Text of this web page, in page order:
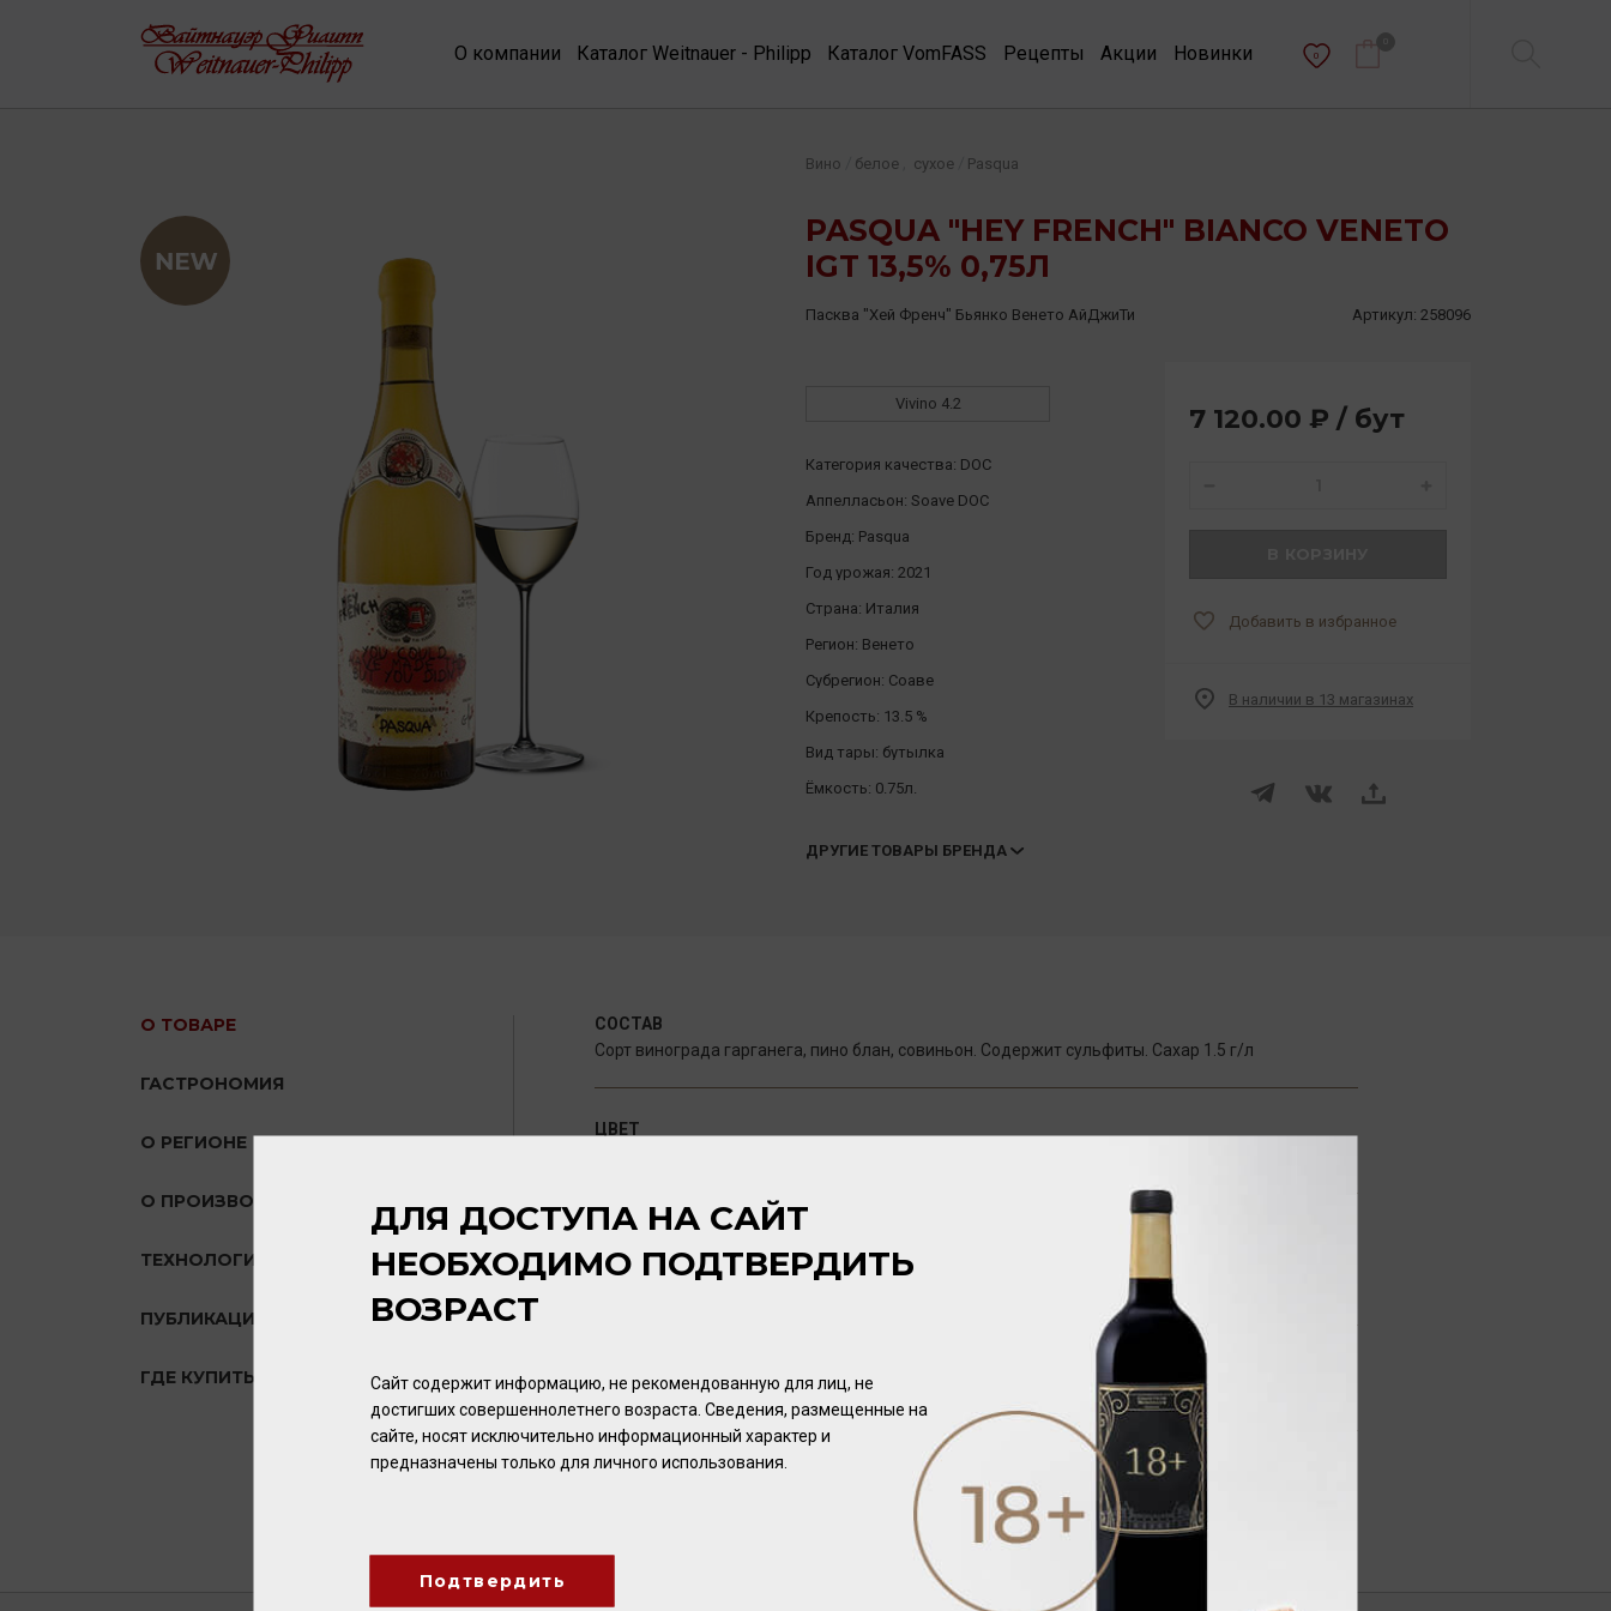
О компании Каталог Weitnauer - Philipp Каталог VomFASS Рецепты Акции Новинки 0
PASQUA "HEY FRENCH" BIANCO VENETO
IGT 13,5% 0,75Л
Вино белое сухое Pasqua
Пасква "Хей Френч" Бьянко Венето АйДжиТи Артикул: 258096
Vivino 4.2
Категория качества: DOC
Аппелласьон: Soave DOC
Бренд: Pasqua
Год урожая: 2021
Страна: Италия
Регион: Венето
Субрегион: Соаве
Крепость: 13.5 %
Вид тары: бутылка
Ёмкость: 0.75л.
ДРУГИЕ ТОВАРЫ БРЕНДА
7 120.00 ₽ / бут
Добавить в избранное
В наличии в 13 магазинах
О ТОВАРЕ
ГАСТРОНОМИЯ
О РЕГИОНЕ
О ПРОИЗВОДИТЕЛЕ
ТЕХНОЛОГИЯ
ПУБЛИКАЦИИ О ТОВАРЕ
ГДЕ КУПИТЬ?
СОСТАВ
Сорт винограда гарганега, пино блан, совиньон. Содержит сульфиты. Сахар 1.5 г/л
ЦВЕТ
АРОМАТ
В аромате отчетливо ощущаются нотки ромашки, белых цветов, лаванды и тропических
фруктов, гармонично сочетаясь с оттенками сухофруктов и белого перца.
Сложный, хорошо сбалансированный, минеральный.
ПОТЕНЦИАЛ ВЫДЕРЖКИ
ДЛЯ ДОСТУПА НА САЙТ
НЕОБХОДИМО ПОДТВЕРДИТЬ
ВОЗРАСТ
Сайт содержит информацию, не рекомендованную для лиц, не
достигших совершеннолетнего возраста. Сведения, размещенные на
сайте, носят исключительно информационный характер и
предназначены только для личного использования.
Подтвердить